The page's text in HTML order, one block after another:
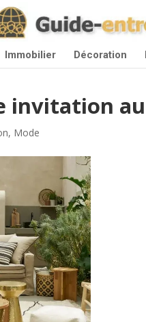
Immobilier Décoration
invitation
, Mode